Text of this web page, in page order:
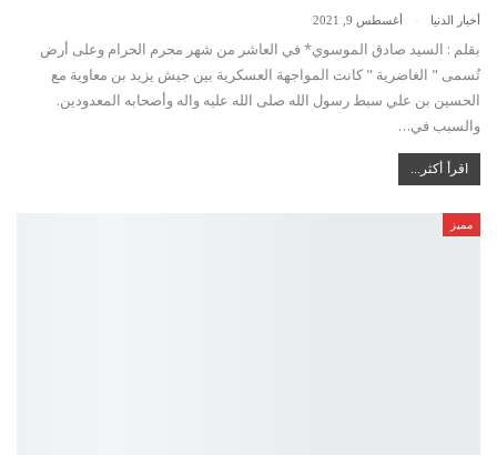
أخبار الدنيا أغسطس 9, 2021
بقلم : السيد صادق الموسوي* في العاشر من شهر محرم الحرام وعلى أرض
تُسمى " الغاضرية " كانت المواجهة العسكرية بين جيش يزيد بن معاوية مع
الحسين بن علي سبط رسول الله صلى الله عليه واله وأصحابه المعدودين.
والسبب في…
اقرأ أكثر...
مميز